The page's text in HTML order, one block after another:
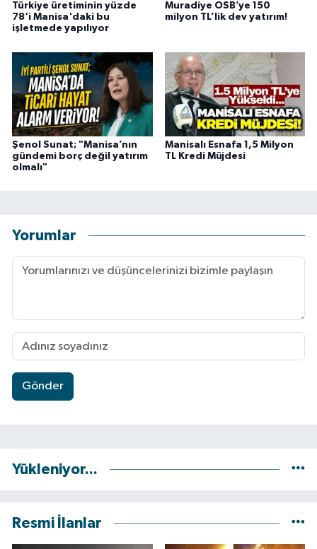
Türkiye üretiminin yüzde
78'i Manisa'daki bu
işletmede yapılıyor
Muradiye OSB’ye 150
milyon TL’lik dev yatırım!
Şenol Sunat; "Manisa’nın
gündemi borç değil yatırım
olmalı"
Manisalı Esnafa 1,5 Milyon
TL Kredi Müjdesi
Yorumlar
Gönder
Yükleniyor...
Resmi İlanlar